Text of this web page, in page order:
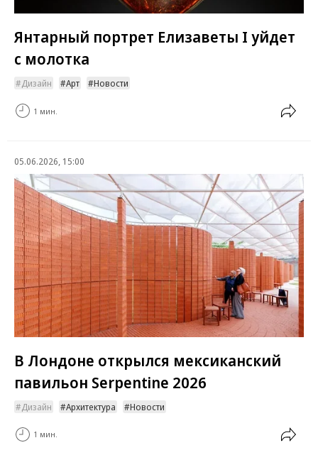
Янтарный портрет Елизаветы I уйдет
с молотка
Дизайн Арт Новости
1 мин.
05.06.2026, 15:00
В Лондоне открылся мексиканский
павильон Serpentine 2026
Дизайн Архитектура Новости
1 мин.